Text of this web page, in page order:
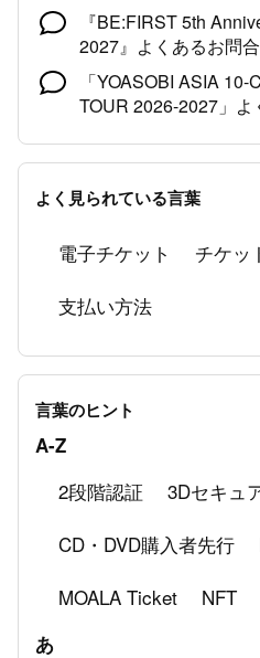
『BE:FIRST 5th
2027』よくあるお問
「YOASOBI ASIA
TOUR 2026-2027」
よく見られている言葉
電子チケット チケッ
支払い方法
言葉のヒント
A-Z
2段階認証
3Dセキュ
CD・DVD購入者先行
MOALA Ticket
NFT
あ